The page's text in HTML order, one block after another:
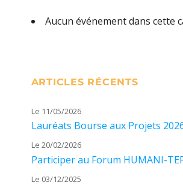
Aucun événement dans cette
ARTICLES RÉCENTS
Le 11/05/2026
Lauréats Bourse aux Projets
Le 20/02/2026
Participer au Forum HUMANI-
Le 03/12/2025